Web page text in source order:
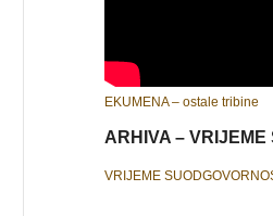
EKUMENA – ostale tribine
ARHIVA – VRIJEME
VRIJEME